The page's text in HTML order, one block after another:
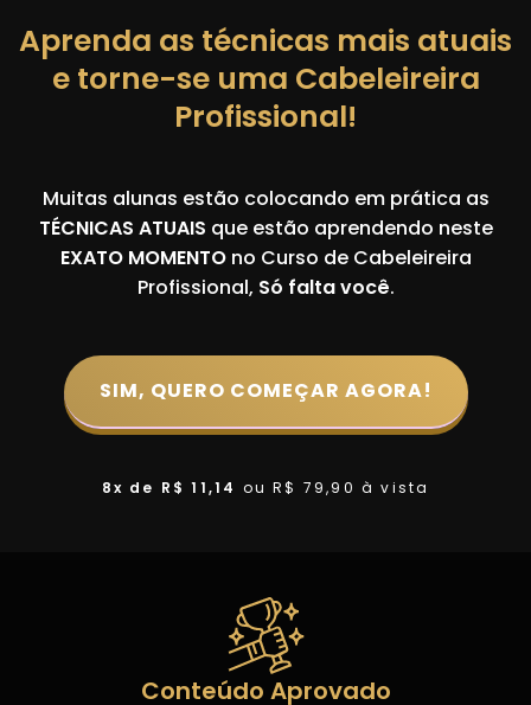
Aprenda as técnicas mais atuais
e torne-se uma Cabeleireira
Profissional!
Muitas alunas estão colocando em prática as
TÉCNICAS ATUAIS que estão aprendendo neste
EXATO MOMENTOno Curso de Cabeleireira
Profissional, Só falta você.
SIM, QUERO COMEÇAR AGORA!
8x de R$ 11,14 ou R$ 79,90 à vista
Conteúdo Aprovado